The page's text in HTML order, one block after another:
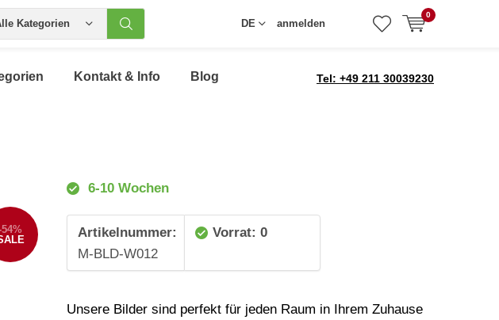
Kategorien DE anmelden
0
Kontakt & Info Blog Tel: +49 211 30039230
54%
6-10 Wochen
Artikelnummer:
M-BLD-W012
Vorrat: 0
Unsere Bilder sind perfekt für jeden Raum in Ihrem Zuhause